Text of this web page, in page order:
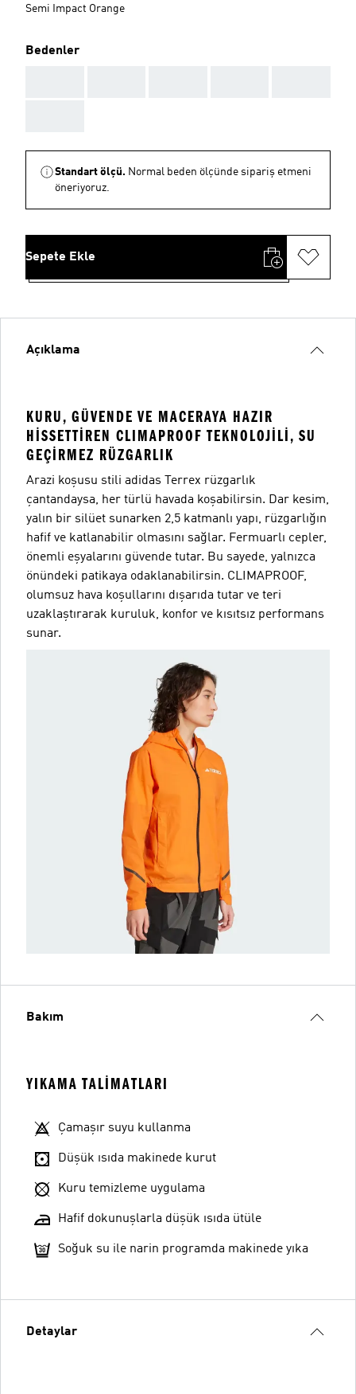
Semi Impact Orange
Bedenler
Standart ölçü. Normal beden ölçünde sipariş etmeni
öneriyoruz.
Sepete Ekle
Açıklama
KURU, GÜVENDE VE MACERAYA HAZIR
HISSETTIREN CLIMAPROOF TEKNOLOJILI, SU
GEÇIRMEZ RÜZGARLIK
Arazi koşusu stili adidas Terrex rüzgarlık
çantandaysa, her türlü havada koşabilirsin. Dar kesim,
yalın bir silüet sunarken 2,5 katmanlı yapı, rüzgarlığın
hafif ve katlanabilir olmasını sağlar. Fermuarlı cepler,
önemli eşyalarını güvende tutar. Bu sayede, yalnızca
önündeki patikaya odaklanabilirsin. CLIMAPROOF,
olumsuz hava koşullarını dışarıda tutar ve teri
uzaklaştırarak kuruluk, konfor ve kısıtsız performans
sunar.
Bakım
YIKAMA TALIMATLARI
Çamaşır suyu kullanma
Düşük ısıda makinede kurut
Kuru temizleme uygulama
Hafif dokunuşlarla düşük ısıda ütüle
Soğuk su ile narin programda makinede yıka
Detaylar